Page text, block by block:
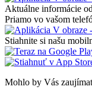
Aktuálne informácie
Priamo vo vašom
Stiahnite si našu
Mohlo by Vás